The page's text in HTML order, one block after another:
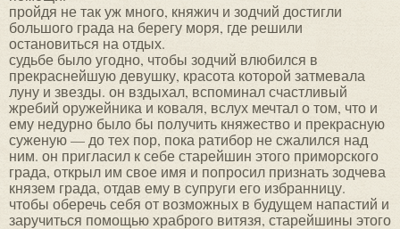
пройдя не так уж много, княжич и зодчий достигли
большого града на берегу моря, где решили
остановиться на отдых.
судьбе было угодно, чтобы зодчий влюбился в
прекраснейшую девушку, красота которой затмевала
луну и звезды. он вздыхал, вспоминал счастливый
жребий оружейника и коваля, вслух мечтал о том, что и
ему недурно было бы получить княжество и прекрасную
суженую — до тех пор, пока ратибор не сжалился над
ним. он пригласил к себе старейшин этого приморского
града, открыл им свое имя и попросил признать зодчева
князем града, отдав ему в супруги его избранницу.
чтобы оберечь себя от возможных в будущем напастий и
заручиться помощью храброго витязя, старейшины этого